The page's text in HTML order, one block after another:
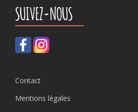
SUIVEZ-NOUS
Contact
Mentions légales